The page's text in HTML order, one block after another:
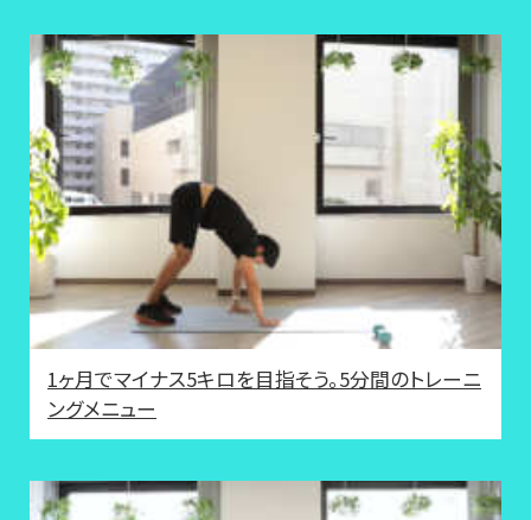
1ヶ月でマイナス5キロを目指そう。5分間のトレーニ
ングメニュー